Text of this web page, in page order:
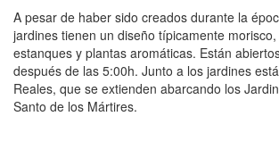
A pesar de haber sido creados durante la
jardines tienen un diseño típicamente
estanques y plantas aromáticas. Están
después de las 5:00h. Junto a los jardines
Reales, que se extienden abarcando los
Santo de los Mártires.